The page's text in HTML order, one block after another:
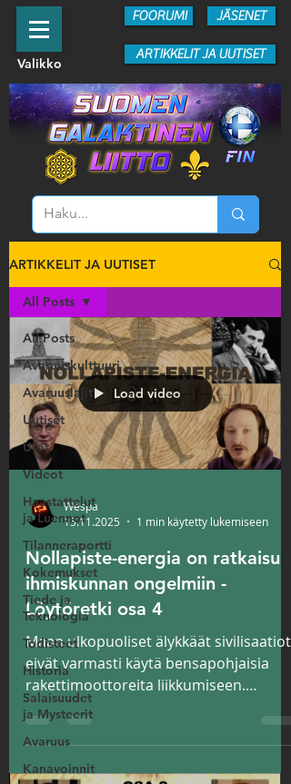
JÄSENET
FOORUMI
Valikko
ARTIKKELIT JA UUTISET
ARTIKKELIT JA UUTISET
All Posts
Avaruuskulttuuri
Avaruuslajit
Uutiset
Ufot
Videot
Haastattelut
ja Luennot
Tilanneraportti
Kokemukset
Tiede ja
Teknologia
Todisteet
Historia
Salaisuudet
ja Mysteerit
Avaruus
Kanavoinnit
All Posts
Load video
Wespa
15.11.2025
1 min käytetty lukemiseen
Nollapiste-energia on ratkaisu
ihmiskunnan ongelmiin -
Löytöretki osa 4
Maan ulkopuoliset älykkäät sivilisaatiot
eivät varmasti käytä bensapohjaisia
rakettimoottoreita liikkumiseen.
Löytöretki sarjan 4 osassa
kanssa nollapiste-energiaan, joka on
tulevaisuutta (sekä osa historiaakin)...